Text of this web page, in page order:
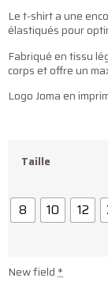
Le t-shirt a une
élastiqués pour
Fabriqué en tissu
corps et offre un
Logo Joma en
Taille
8 10 12
New field*